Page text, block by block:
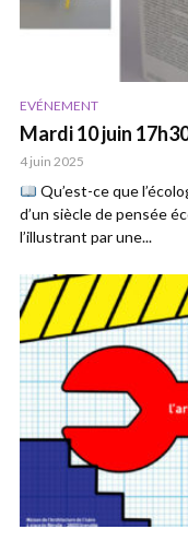
EVÉNEMENT
Mardi 10 juin
4 juin 2025
Qu’est-ce que
d’un siècle de pensée
l’illustrant par une...